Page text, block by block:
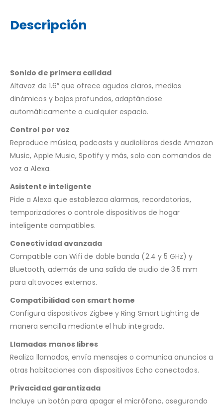
Descripción
Sonido de primera calidad
Altavoz de 1.6″ que ofrece agudos claros, medios
dinámicos y bajos profundos, adaptándose
automáticamente a cualquier espacio.
Control por voz
Reproduce música, podcasts y audiolibros desde Amazon
Music, Apple Music, Spotify y más, solo con comandos de
voz a Alexa.
Asistente inteligente
Pide a Alexa que establezca alarmas, recordatorios,
temporizadores o controle dispositivos de hogar
inteligente compatibles.
Conectividad avanzada
Compatible con Wifi de doble banda (2.4 y 5 GHz) y
Bluetooth, además de una salida de audio de 3.5 mm
para altavoces externos.
Compatibilidad con smart home
Configura dispositivos Zigbee y Ring Smart Lighting de
manera sencilla mediante el hub integrado.
Llamadas manos libres
Realiza llamadas, envía mensajes o comunica anuncios a
otras habitaciones con dispositivos Echo conectados.
Privacidad garantizada
Incluye un botón para apagar el micrófono, asegurando